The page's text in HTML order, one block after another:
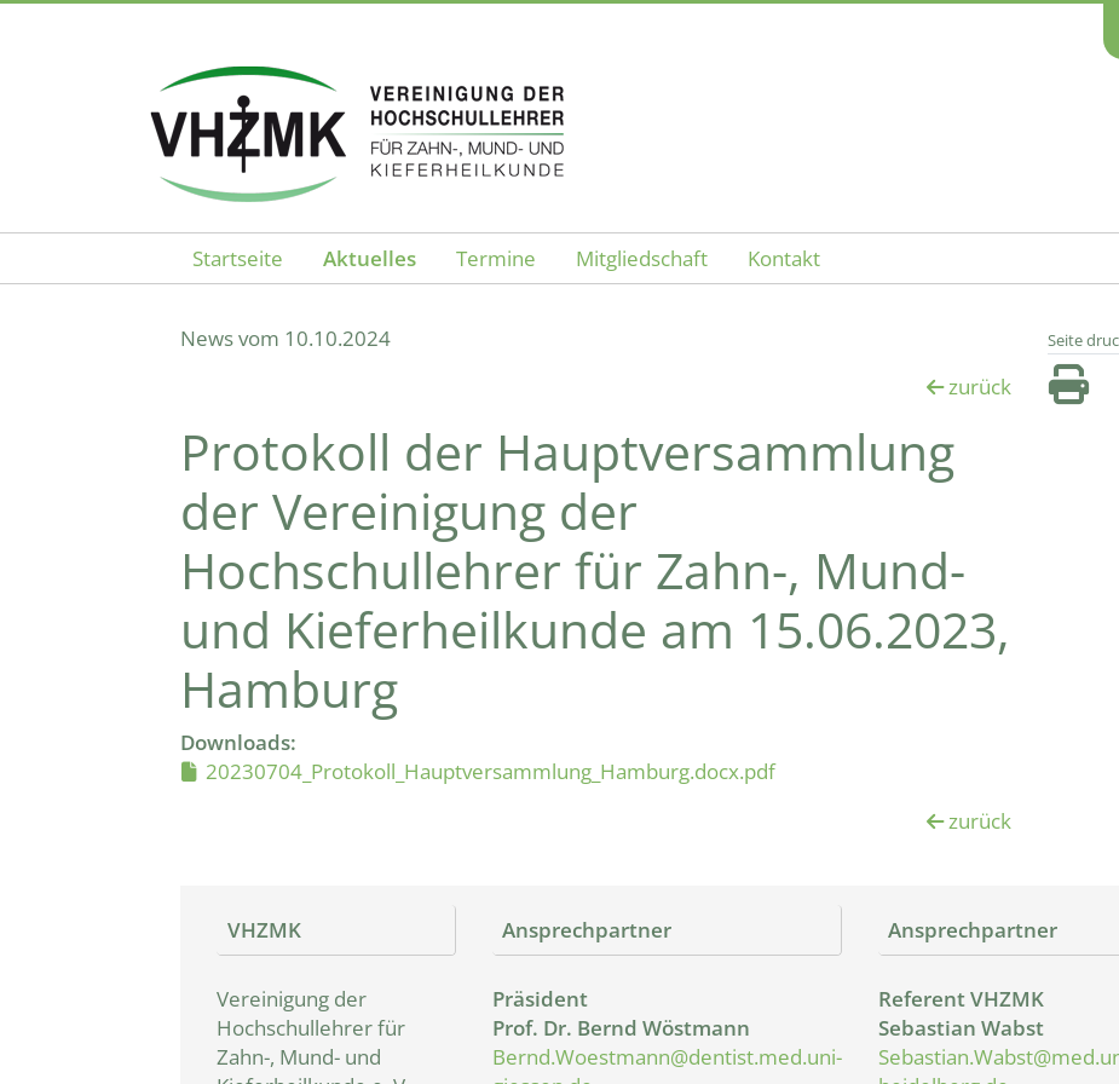
Startseite Aktuelles Termine Mitgliedschaft Kontakt
News vom 10.10.2024
zurück
Protokoll der Hauptversammlung
der Vereinigung der
Hochschullehrer für Zahn-, Mund-
und Kieferheilkunde am 15.06.2023,
Hamburg
Downloads:
20230704_Protokoll_Hauptversammlung_Hamburg.docx.pdf
zurück
Seite
VHZMK
Vereinigung der
Hochschullehrer für
Zahn-, Mund- und
Ansprechpartner
Präsident
Prof. Dr. Bernd Wöstmann
Bernd.Woestmann@dentist.med.uni-
Ansprechpartner
Referent VHZMK
Sebastian Wabst